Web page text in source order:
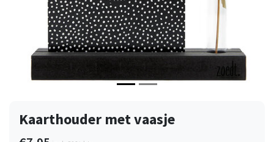
Kaarthouder met vaasje